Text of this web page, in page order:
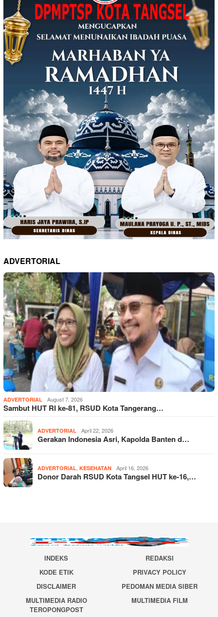
ADVERTORIAL
ADVERTORIAL August 7, 2026
Sambut HUT RI ke-81, RSUD Kota Tangerang…
ADVERTORIAL April 22, 2026
Gerakan Indonesia Asri, Kapolda Banten d…
ADVERTORIAL KESEHATAN April 16, 2026
Donor Darah RSUD Kota Tangsel HUT ke-16,…
INDEKS
REDAKSI
KODE ETIK
PRIVACY POLICY
DISCLAIMER
PEDOMAN MEDIA SIBER
MULTIMEDIA RADIO
TEROPONGPOST
MULTIMEDIA FILM